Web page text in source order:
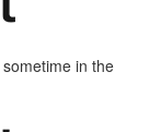
in the